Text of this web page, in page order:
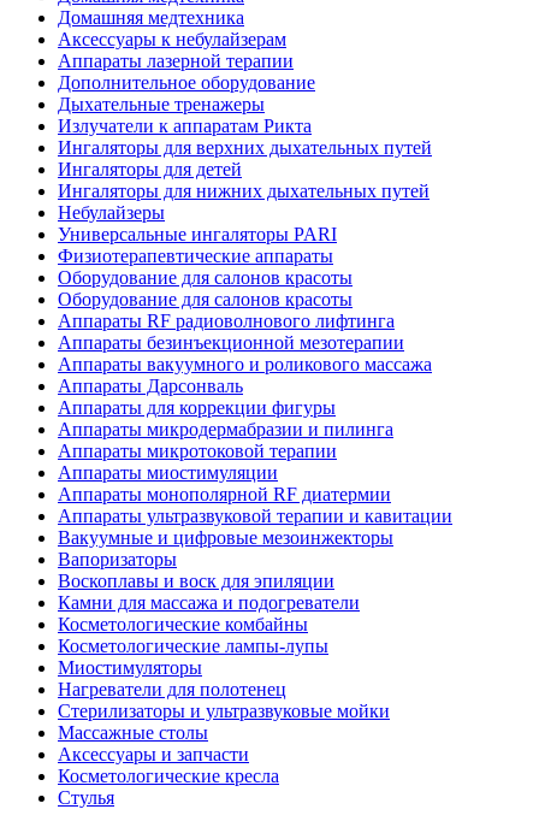
Домашняя медтехника
Аксессуары к небулайзерам
Аппараты лазерной терапии
Дополнительное оборудование
Дыхательные тренажеры
Излучатели к аппаратам Рикта
Ингаляторы для верхних дыхательных путей
Ингаляторы для детей
Ингаляторы для нижних дыхательных путей
Небулайзеры
Универсальные ингаляторы PARI
Физиотерапевтические аппараты
Оборудование для салонов красоты
Оборудование для салонов красоты
Аппараты RF радиоволнового лифтинга
Аппараты безинъекционной мезотерапии
Аппараты вакуумного и роликового массажа
Аппараты Дарсонваль
Аппараты для коррекции фигуры
Аппараты микродермабразии и пилинга
Аппараты микротоковой терапии
Аппараты миостимуляции
Аппараты монополярной RF диатермии
Аппараты ультразвуковой терапии и кавитации
Вакуумные и цифровые мезоинжекторы
Вапоризаторы
Воскоплавы и воск для эпиляции
Камни для массажа и подогреватели
Косметологические комбайны
Косметологические лампы-лупы
Миостимуляторы
Нагреватели для полотенец
Стерилизаторы и ультразвуковые мойки
Массажные столы
Аксессуары и запчасти
Косметологические кресла
Стулья